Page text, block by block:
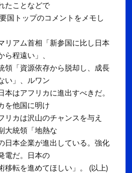
たことなどで
国トップのコメントをメモし
リアム首相「新参国に比し日本
程遠い」、
領「資源依存から脱却し、成長
い」、ルワン
本はアフリカに進出すべきだ。
を他国に明け
リカは沢山のチャンスを与え
大統領「地熱な
日本企業が進出している。強化
電だ。日本の
移転を進めてほしい」。 (以上)